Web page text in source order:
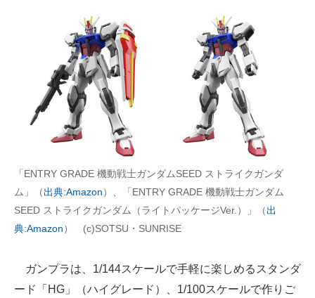
ビジネスと働き方のヒント
AI活用のいまが分かる
企業ITのトレンドを詳説
経営リーダーのコミュニティ
ITエンジニア向け専門サイト
製造業のIT導入・活用を支援
「ENTRY GRADE 機動戦士ガンダムSEED ストライクガンダ
ム」（出典:Amazon）、「ENTRY GRADE 機動戦士ガンダム
SEED ストライクガンダム（ライトパッケージVer.）」（出
典:Amazon） (c)SOTSU・SUNRISE
ガンプラは、1/144スケールで手軽に楽しめるスタンダ
ード「HG」（ハイグレード）、1/100スケールで作りご